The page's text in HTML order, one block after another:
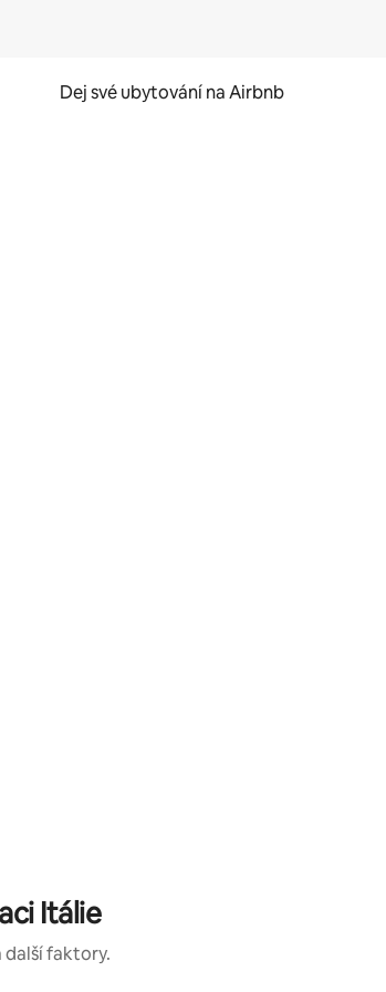
Dej své ubytování na Airbnb
Itálie
další faktory.